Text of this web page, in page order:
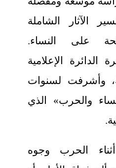
الآثار الشاملة
على النساء.
الإعلامية
وأشرفت لسنوات
والحرب» الذي
الحرب وجوه